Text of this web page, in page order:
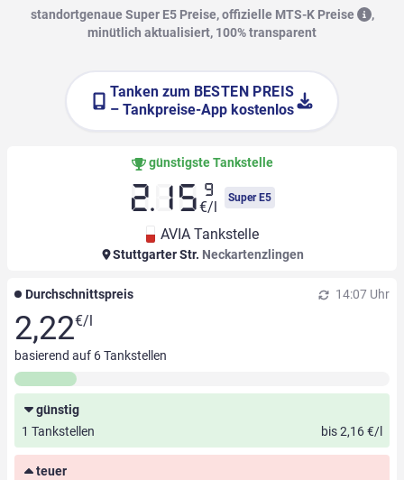
standortgenaue Super E5 Preise, offizielle MTS-K Preise
,
minütlich aktualisiert, 100% transparent
Tanken zum BESTEN PREIS
– Tankpreise-App kostenlos
günstigste Tankstelle
2.15 9
€/l
Super E5
AVIA Tankstelle
Stuttgarter Str. Neckartenzlingen
Durchschnittspreis 14:07 Uhr
2,22€/l
basierend auf 6Tankstellen
günstig
1 Tankstellen
bis 2,16 €/l
teuer